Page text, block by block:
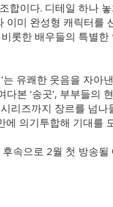
합이다. 디테일 하나
이미 완성형 캐릭터를
롯한 배우들의 특별
유쾌한 웃음을 자아
본 ‘송곳’, 부부들의
시리즈까지 장르를 넘
의기투합해 기대를
후속으로 2월 첫 방송될